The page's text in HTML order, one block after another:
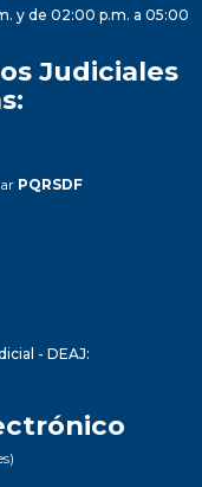
y de 02:00 p.m. a 05:00
Judiciales
PQRSDF
- DEAJ: